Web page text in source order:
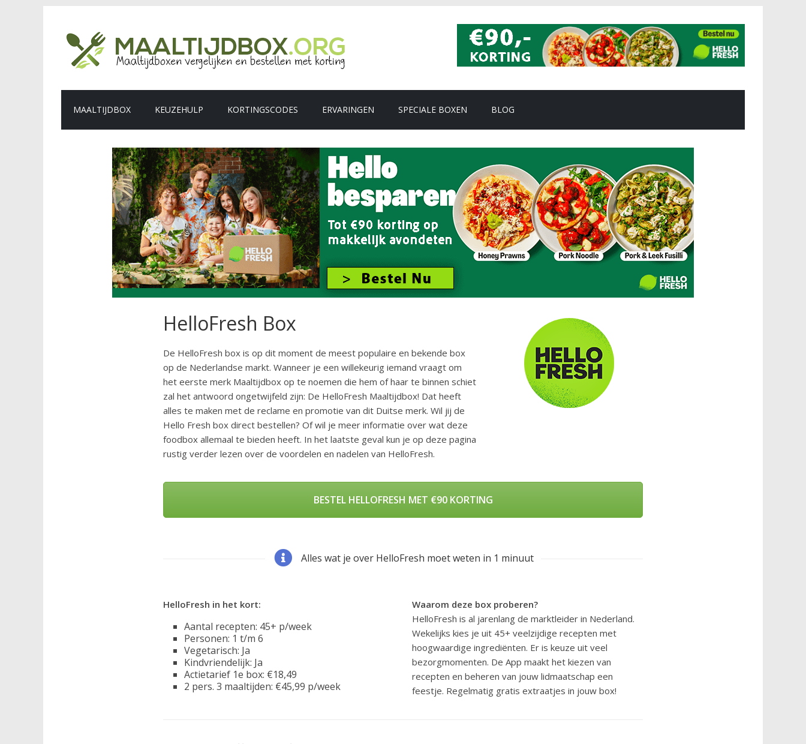
MAALTIJDBOX KEUZEHULP KORTINGSCODES ERVARINGEN SPECIALE BOXEN BLOG
HelloFresh Box
De HelloFresh box is op dit moment de meest populaire en bekende box
op de Nederlandse markt. Wanneer je een willekeurig iemand vraagt om
het eerste merk Maaltijdbox op te noemen die hem of haar te binnen schiet
zal het antwoord ongetwijfeld zijn: De HelloFresh Maaltijdbox! Dat heeft
alles te maken met de reclame en promotie van dit Duitse merk. Wil jij de
Hello Fresh box direct bestellen? Of wil je meer informatie over wat deze
foodbox allemaal te bieden heeft. In het laatste geval kun je op deze pagina
rustig verder lezen over de voordelen en nadelen van HelloFresh.
BESTEL HELLOFRESH MET €90 KORTING
Alles wat je over HelloFresh moet weten in 1 minuut
HelloFresh in het kort:
Aantal recepten: 45+ p/week
Personen: 1 t/m 6
Vegetarisch: Ja
Kindvriendelijk: Ja
Actietarief 1e box: €18,49
2 pers. 3 maaltijden: €45,99 p/week
Waarom deze box proberen?
HelloFresh is al jarenlang de marktleider in Nederland.
Wekelijks kies je uit 45+ veelzijdige recepten met
hoogwaardige ingrediënten. Er is keuze uit veel
bezorgmomenten. De App maakt het kiezen van
recepten en beheren van jouw lidmaatschap een
feestje. Regelmatig gratis extraatjes in jouw box!